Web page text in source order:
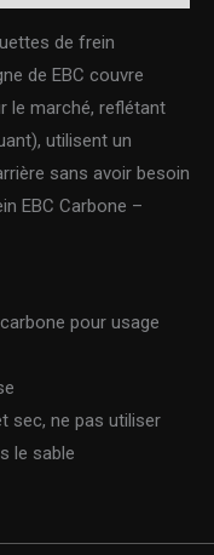
de frein
de EBC couvre
le marché, reflétant
utilisent un
sans avoir besoin
EBC Carbone –
pour usage
sec, ne pas utiliser
le sable